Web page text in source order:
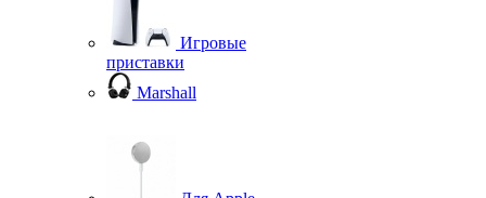
Игровые
приставки
Marshall